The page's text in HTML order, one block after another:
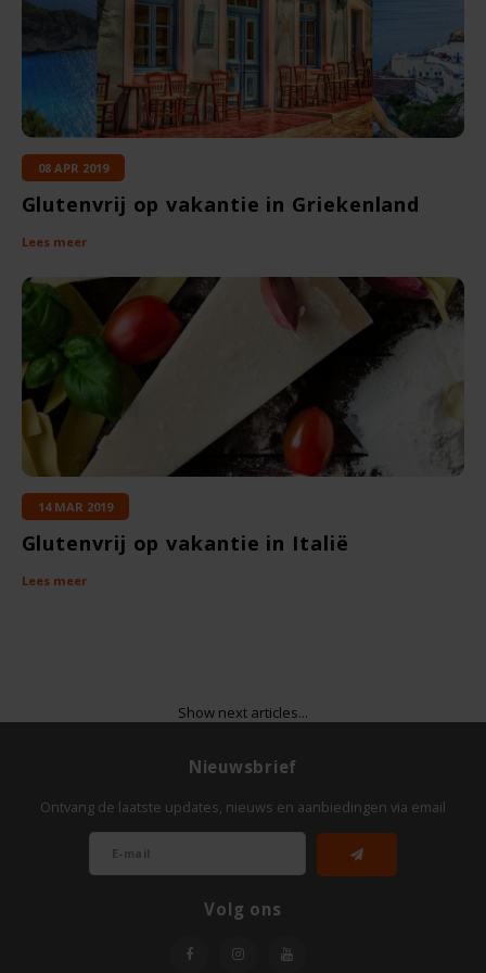
Rosies
Schär
Schnitzer
Semper
Slaapmutske
Swiet Moffo
Tasty Me
TerraSana
Turtle
Yakso
Your Organic Nature
08 APR 2019
Glutenvrij op vakantie in Griekenland
Lees meer
14 MAR 2019
Glutenvrij op vakantie in Italië
Lees meer
Show next articles...
Nieuwsbrief
Ontvang de laatste updates, nieuws en aanbiedingen via email
Volg ons